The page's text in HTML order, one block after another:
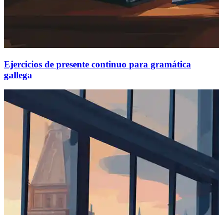
Ejercicios de presente continuo para gramática
gallega